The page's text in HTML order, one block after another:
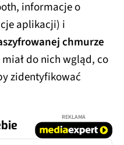
informacje o
aplikacji) i
chmurze
do nich wgląd, co
zidentyfikować
REKLAMA